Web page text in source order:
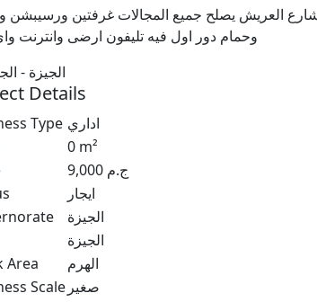
العريش يصلح جميع المجالات غرفتين ورسيبشن
وحمام دور اول فيه تليفون ارضى وانترنت
الجيزة -
Details
Type اداري
0 m²
9,000 ج.م
ايجار
الجيزة
الجيزة
Area
الهرم
Scale صغير